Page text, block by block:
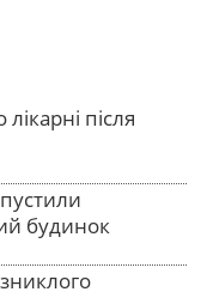
після
будинок